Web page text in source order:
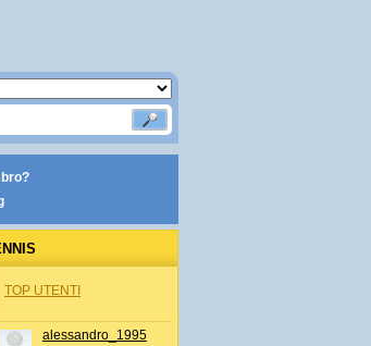
TOP UTENTI
alessandro_1995